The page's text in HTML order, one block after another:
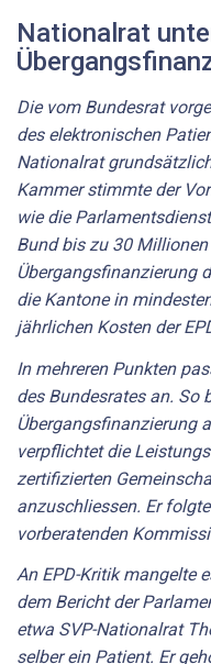
Nationalrat
Die vom Bundesrat
des elektronischen
Nationalrat
Kammer stimmte der
wie die
Bund bis zu 30
Übergangsfinanzierung
die Kantone in
jährlichen Kosten der
In mehreren Punkten
des Bundesrates an. So
Übergangsfinanzierung
verpflichtet die
zertifizierten
anzuschliessen. Er
vorberatenden
An EPD-Kritik mangelte
dem Bericht der
etwa SVP-Nationalrat
selber ein Patient. Er